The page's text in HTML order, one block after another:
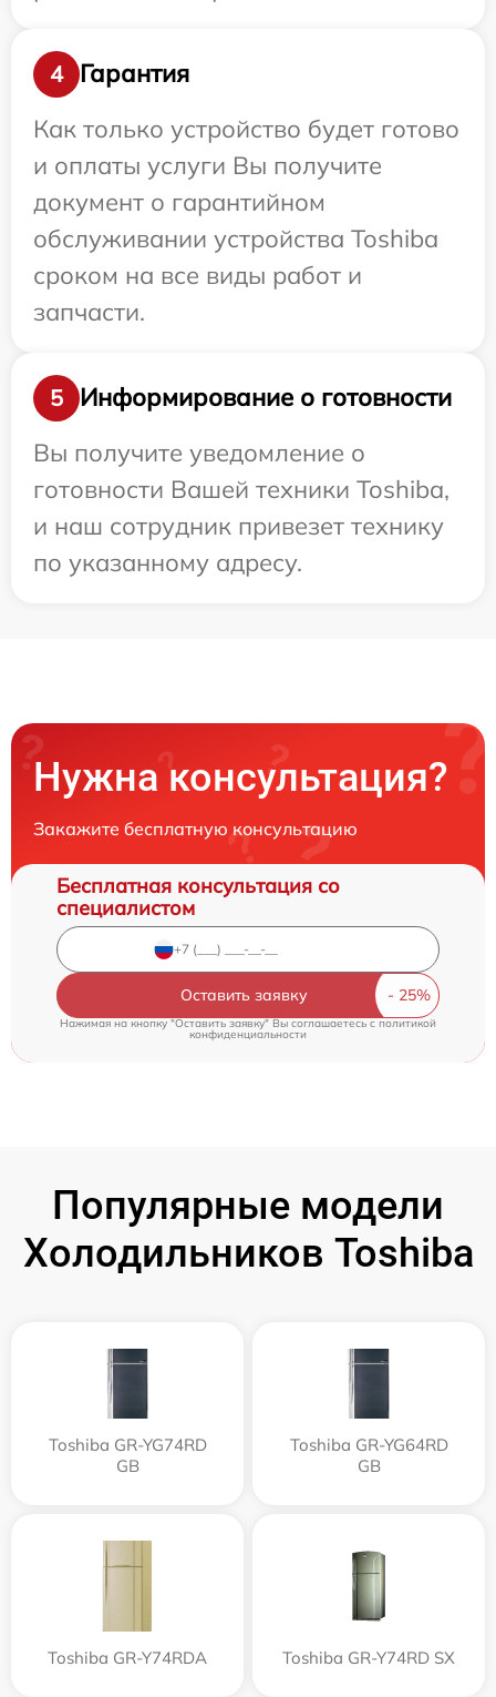
4
Гарантия
Как только устройство будет готово
и оплаты услуги Вы получите
документ о гарантийном
обслуживании устройства Toshiba
сроком на все виды работ и
запчасти.
5
Информирование о готовности
Вы получите уведомление о
готовности Вашей техники Toshiba,
и наш сотрудник привезет технику
по указанному адресу.
Нужна консультация?
Закажите бесплатную консультацию
Бесплатная консультация со
специалистом
Оставить заявку
Нажимая на кнопку "Оставить заявку" Вы соглашаетесь cполитикой
конфиденциальности
Популярные модели
Холодильников Toshiba
Toshiba GR-YG74RD
GB
Toshiba GR-YG64RD
GB
Toshiba GR-Y74RDA Toshiba GR-Y74RD SX